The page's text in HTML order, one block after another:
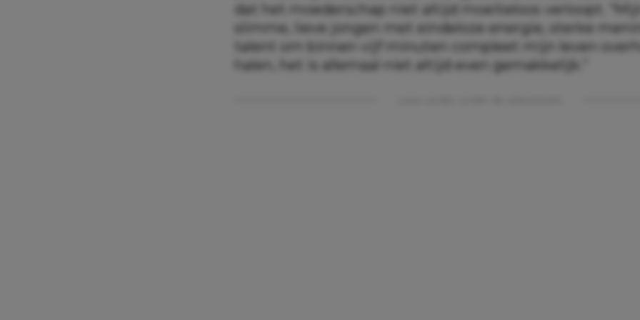
dat het moederschap niet altijd moeiteloos verloopt.
slimme, lieve jongen met eindeloze energie, sterke
talent om binnen vijf minuten compleet mijn leven
halen, het is allemaal niet altijd even gemakkelijk.”